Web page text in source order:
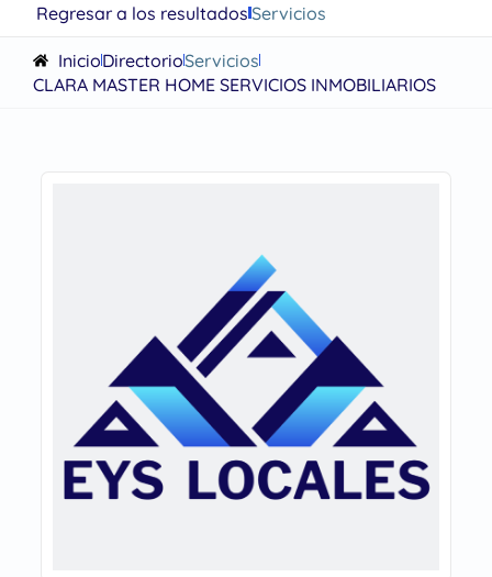
Regresar a los resultadosServicios
InicioDirectorioServicios
CLARA MASTER HOME SERVICIOS INMOBILIARIOS